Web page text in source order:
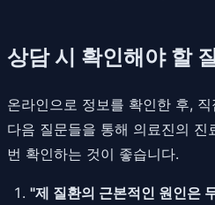
상담 시 확인해야 할
온라인으로 정보를 확인한 후,
다음 질문들을 통해 의료진의
번 확인하는 것이 좋습니다.
"제 질환의 근본적인 원인은